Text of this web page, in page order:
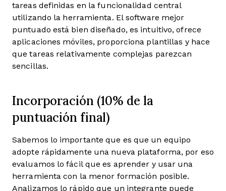
tareas definidas en la funcionalidad central
utilizando la herramienta. El software mejor
puntuado está bien diseñado, es intuitivo, ofrece
aplicaciones móviles, proporciona plantillas y hace
que tareas relativamente complejas parezcan
sencillas.
Incorporación (10% de la
puntuación final)
Sabemos lo importante que es que un equipo
adopte rápidamente una nueva plataforma, por eso
evaluamos lo fácil que es aprender y usar una
herramienta con la menor formación posible.
Analizamos lo rápido que un integrante puede